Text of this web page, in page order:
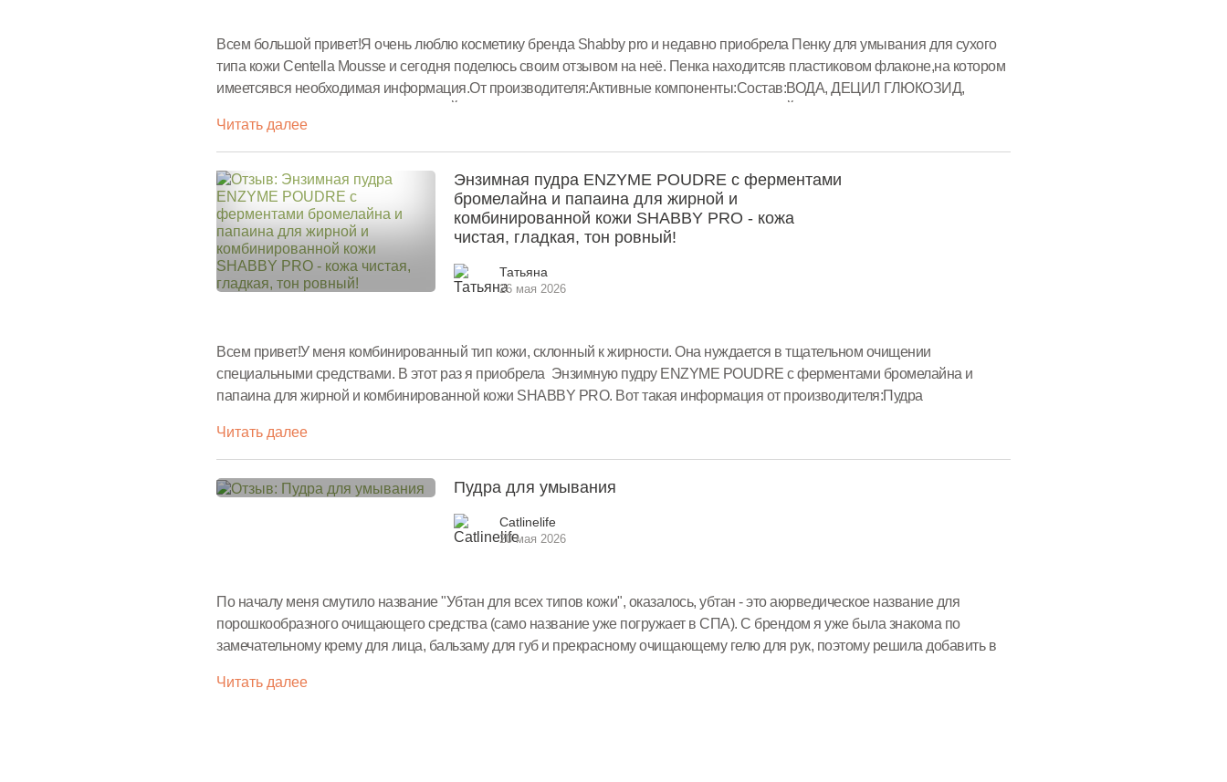
Всем большой привет!Я очень люблю косметику бренда Shabby pro и недавно приобрела Пенку для умывания для сухого
типа кожи Centella Mousse и сегодня поделюсь своим отзывом на неё. Пенка находитсяв пластиковом флаконе,на котором
имеетсявся необходимая информация.От производителя:Активные компоненты:Состав:ВОДА, ДЕЦИЛ ГЛЮКОЗИД,
Читать далее
Энзимная пудра ENZYME POUDRE с ферментами
бромелайна и папаина для жирной и
комбинированной кожи SHABBY PRO - кожа
чистая, гладкая, тон ровный!
Татьяна
26 мая 2026
Всем привет!У меня комбинированный тип кожи, склонный к жирности. Она нуждается в тщательном очищении
специальными средствами. В этот раз я приобрела Энзимную пудру ENZYME POUDRE с ферментами бромелайна и
папаина для жирной и комбинированной кожи SHABBY PRO. Вот такая информация от производителя:Пудра
Читать далее
Пудра для умывания
Catlinelife
20 мая 2026
По началу меня смутило название "Убтан для всех типов кожи", оказалось, убтан - это аюрведическое название для
порошкообразного очищающего средства (само название уже погружает в СПА). С брендом я уже была знакома по
замечательному крему для лица, бальзаму для губ и прекрасному очищающему гелю для рук, поэтому решила добавить в
Читать далее